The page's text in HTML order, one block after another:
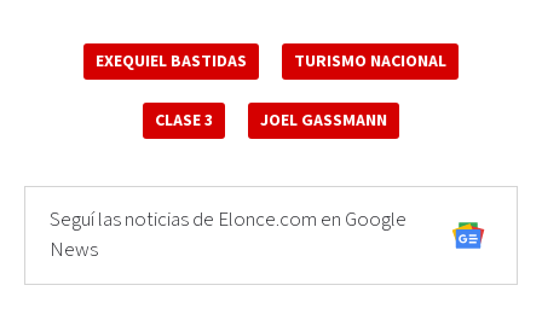
EXEQUIEL BASTIDAS TURISMO NACIONAL
CLASE 3 JOEL GASSMANN
Seguí las noticias de Elonce.com en Google
News